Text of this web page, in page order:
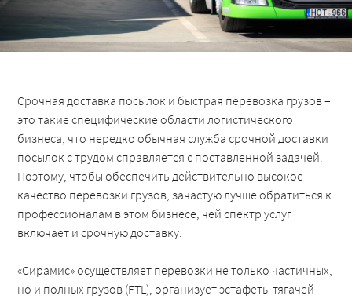
Срочная доставка посылок и быстрая перевозка грузов –
это такие специфические области логистического
бизнеса, что нередко обычная служба срочной доставки
посылок с трудом справляется с поставленной задачей.
Поэтому, чтобы обеспечить действительно высокое
качество перевозки грузов, зачастую лучше обратиться к
профессионалам в этом бизнесе, чей спектр услуг
включает и срочную доставку.
«Сирамис» осуществляет перевозки не только частичных,
но и полных грузов (FTL), организует эстафеты тягачей –